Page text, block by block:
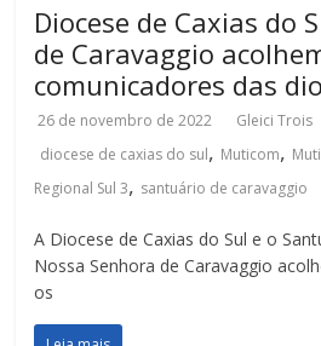
Diocese de Caxias do
de Caravaggio
comunicadores das
26 de novembro de 2022 Gleici Trois
diocese de caxias do sul, Muticom,
Regional Sul 3, santuário de caravaggio
A Diocese de Caxias do Sul e o
Nossa Senhora de Caravaggio
os